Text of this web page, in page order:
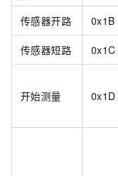
传感器开路 0x1B
传感器短路 0x1C
开始测量 0x1D